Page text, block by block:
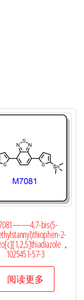
bis(5-
2-
，
1025451-57-3
阅读更多